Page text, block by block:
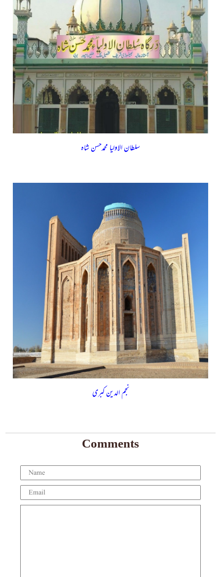
سلطان الاولیا محمدحسن شاہ
نجم الدین کبری
Comments